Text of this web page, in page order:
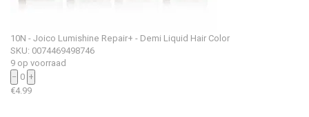
10N - Joico Lumishine Repair+ - Demi Liquid Hair Color
SKU: 0074469498746
9 op voorraad
− 0 +
€4.99